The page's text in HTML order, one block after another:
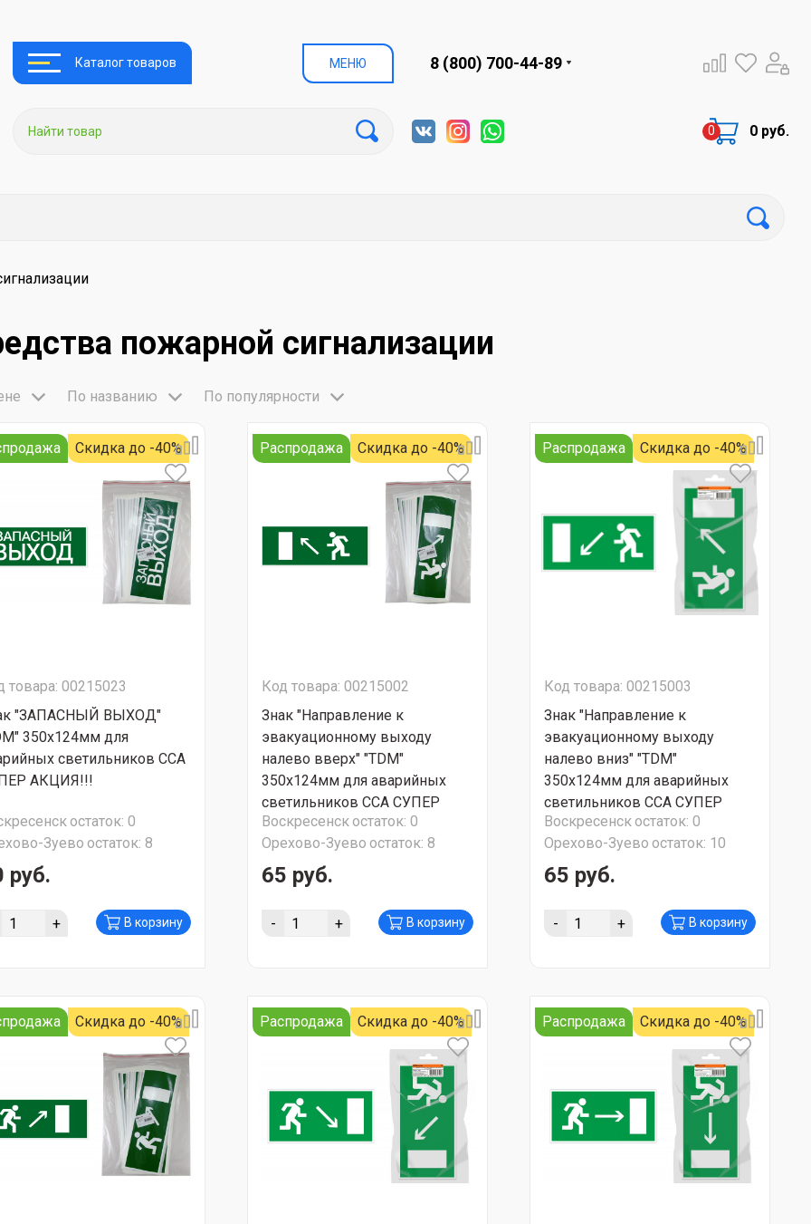
Каталог товаров МЕНЮ 8 (800) 700-44-89
0 руб.
пожарной сигнализации
По названию По популярности
Скидка до -40%
товара: 00215023
"ЗАПАСНЫЙ ВЫХОД"
350х124мм для
светильников ССА
АКЦИЯ!!!
остаток: 0
Зуево остаток: 8
руб.
+ В корзину
Распродажа Скидка до -40%
Код товара: 00215002
Знак "Направление к
эвакуационному выходу
налево вверх" "TDM"
350х124мм для аварийных
светильников ССА СУПЕР
АКЦИЯ!!!
Воскресенскостаток: 0
Орехово-Зуево остаток: 8
65 руб.
- + В корзину
Распродажа Скидка до -40%
Код товара: 00215003
Знак "Направление к
эвакуационному выходу
налево вниз" "TDM"
350х124мм для аварийных
светильников ССА СУПЕР
АКЦИЯ!!!
Воскресенскостаток: 0
Орехово-Зуево остаток: 10
65 руб.
- + В корзину
Скидка до -40% Распродажа Скидка до -40% Распродажа Скидка до -40%